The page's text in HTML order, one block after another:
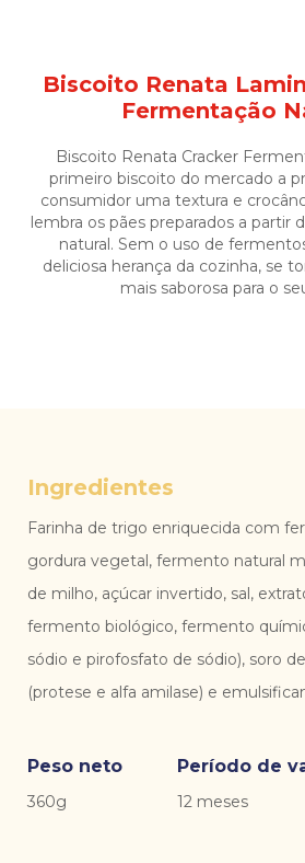
Biscoito Renata
Fermentação
Biscoito Renata Cracker
primeiro biscoito do mercado a
consumidor uma textura e
lembra os pães preparados a partir
natural. Sem o uso de
deliciosa herança da cozinha, se
mais saborosa para o
Ingredientes
Farinha de trigo enriquecida com
gordura vegetal, fermento natural
de milho, açúcar invertido, sal,
fermento biológico, fermento
sódio e pirofosfato de sódio), soro
(protese e alfa amilase) e
Peso neto
360g
Período de
12 meses